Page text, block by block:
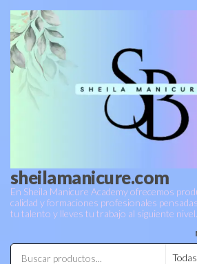
sheilamanicure.com
En Sheila Manicure Academy ofrecemos
calidad y formaciones profesionales
tu talento y lleves tu trabajo al siguiente nivel.